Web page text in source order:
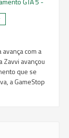
com a
Zavvi avançou
que se
a GameStop